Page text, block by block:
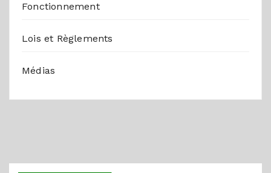
Fonctionnement
Lois et Règlements
Médias
ACTUALITÉS